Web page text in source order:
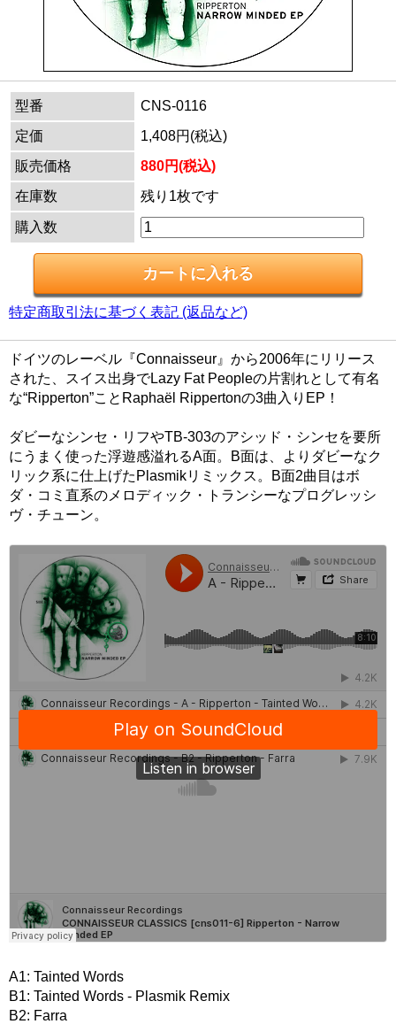
型番
CNS-0116
定価
1,408円(税込)
販売価格
880円(税込)
在庫数
残り1枚です
購入数
特定商取引法に基づく表記 (返品など)
ドイツのレーベル『Connaisseur』から2006年にリリース
された、スイス出身でLazy Fat Peopleの片割れとして有名
な“Ripperton”ことRaphaël Rippertonの3曲入りEP！
ダビーなシンセ・リフやTB-303のアシッド・シンセを要所
にうまく使った浮遊感溢れるA面。B面は、よりダビーなク
リック系に仕上げたPlasmikリミックス。B面2曲目はボ
ダ・コミ直系のメロディック・トランシーなプログレッシ
ヴ・チューン。
A1: Tainted Words
B1: Tainted Words - Plasmik Remix
B2: Farra